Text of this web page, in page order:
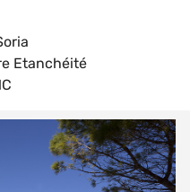
Etanchéité